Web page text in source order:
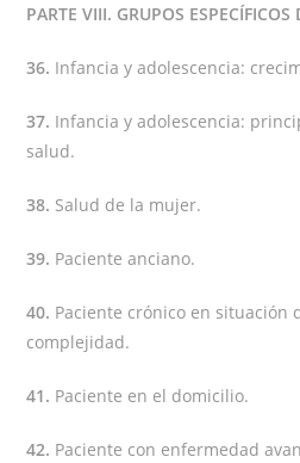
PARTE VIII. GRUPOS
36. Infancia y adolescencia:
37. Infancia y adolescencia:
salud.
38. Salud de la mujer.
39. Paciente anciano.
40. Paciente crónico en
complejidad.
41. Paciente en el domicilio.
42. Paciente con enfermedad